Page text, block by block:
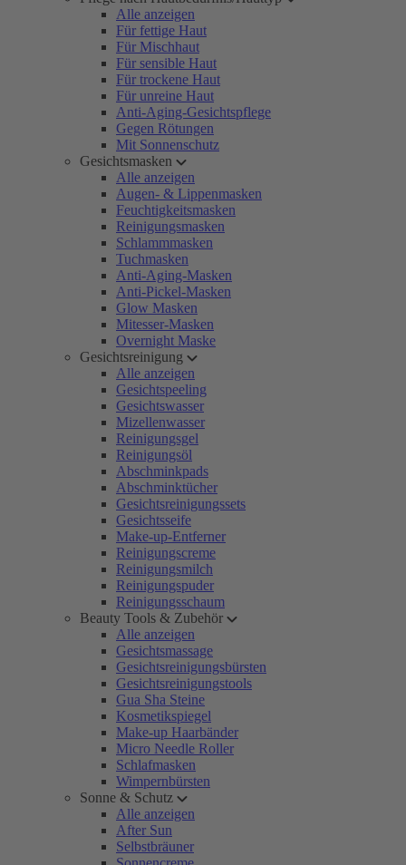
Alle anzeigen
Für fettige Haut
Für Mischhaut
Für sensible Haut
Für trockene Haut
Für unreine Haut
Anti-Aging-Gesichtspflege
Gegen Rötungen
Mit Sonnenschutz
Gesichtsmasken
Alle anzeigen
Augen- & Lippenmasken
Feuchtigkeitsmasken
Reinigungsmasken
Schlammmasken
Tuchmasken
Anti-Aging-Masken
Anti-Pickel-Masken
Glow Masken
Mitesser-Masken
Overnight Maske
Gesichtsreinigung
Alle anzeigen
Gesichtspeeling
Gesichtswasser
Mizellenwasser
Reinigungsgel
Reinigungsöl
Abschminkpads
Abschminktücher
Gesichtsreinigungssets
Gesichtsseife
Make-up-Entferner
Reinigungscreme
Reinigungsmilch
Reinigungspuder
Reinigungsschaum
Beauty Tools & Zubehör
Alle anzeigen
Gesichtsmassage
Gesichtsreinigungsbürsten
Gesichtsreinigungstools
Gua Sha Steine
Kosmetikspiegel
Make-up Haarbänder
Micro Needle Roller
Schlafmasken
Wimpernbürsten
Sonne & Schutz
Alle anzeigen
After Sun
Selbstbräuner